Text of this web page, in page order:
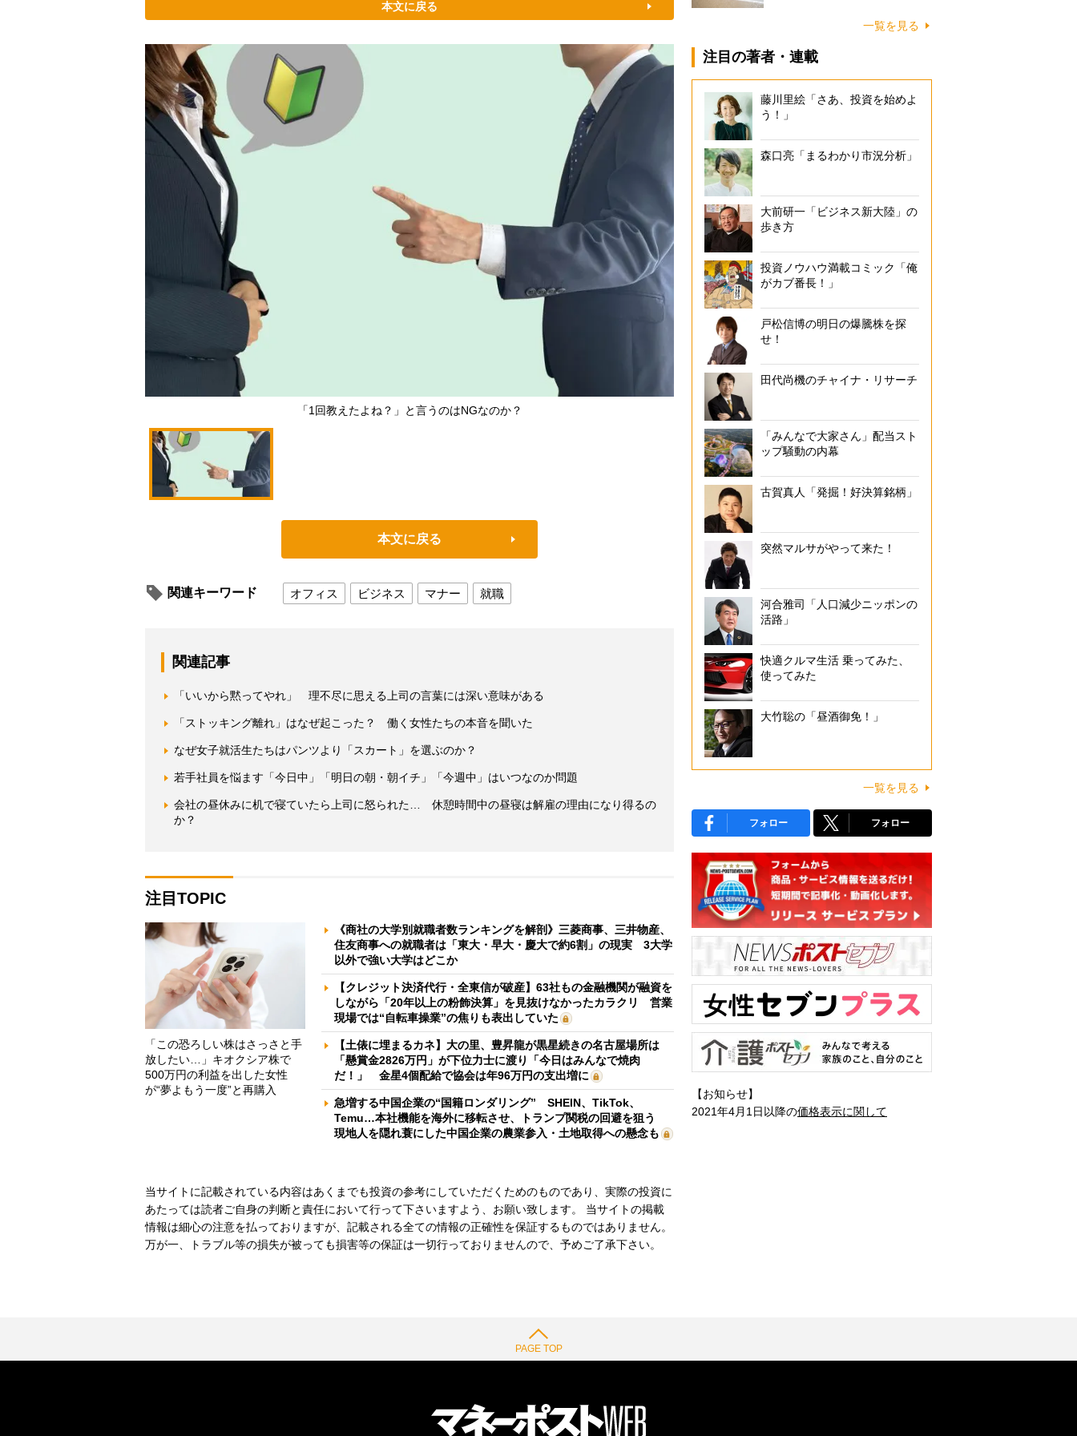
本文に戻る
「1回教えたよね？」と言うのはNGなのか？
本文に戻る
関連キーワード オフィス ビジネス マナー 就職
関連記事
「いいから黙ってやれ」 理不尽に思える上司の言葉には深い意味がある
「ストッキング離れ」はなぜ起こった？ 働く女性たちの本音を聞いた
なぜ女子就活生たちはパンツより「スカート」を選ぶのか？
若手社員を悩ます「今日中」「明日の朝・朝イチ」「今週中」はいつなのか問題
会社の昼休みに机で寝ていたら上司に怒られた… 休憩時間中の昼寝は解雇の理由になり得るの
か？
注目TOPIC
「この恐ろしい株はさっさと手
放したい…」キオクシア株で
500万円の利益を出した女性
が“夢よもう一度”と再購入
《商社の大学別就職者数ランキングを解剖》三菱商事、三井物産、
住友商事への就職者は「東大・早大・慶大で約6割」の現実 3大学
以外で強い大学はどこか
【クレジット決済代行・全東信が破産】63社もの金融機関が融資を
しながら「20年以上の粉飾決算」を見抜けなかったカラクリ 営業
現場では“自転車操業”の焦りも表出していた
【土俵に埋まるカネ】大の里、豊昇龍が黒星続きの名古屋場所は
「懸賞金2826万円」が下位力士に渡り「今日はみんなで焼肉
だ！」 金星4個配給で協会は年96万円の支出増に
急増する中国企業の“国籍ロンダリング” SHEIN、TikTok、
Temu…本社機能を海外に移転させ、トランプ関税の回避を狙う
現地人を隠れ蓑にした中国企業の農業参入・土地取得への懸念も
当サイトに記載されている内容はあくまでも投資の参考にしていただくためのものであり、実際の投資に
あたっては読者ご自身の判断と責任において行って下さいますよう、お願い致します。 当サイトの掲載
情報は細心の注意を払っておりますが、記載される全ての情報の正確性を保証するものではありません。
万が一、トラブル等の損失が被っても損害等の保証は一切行っておりませんので、予めご了承下さい。
一覧を見る
注目の著者・連載
藤川里絵「さあ、投資を始めよ
う！」
森口亮「まるわかり市況分析」
大前研一「ビジネス新大陸」の
歩き方
投資ノウハウ満載コミック「俺
がカブ番長！」
戸松信博の明日の爆騰株を探
せ！
田代尚機のチャイナ・リサーチ
「みんなで大家さん」配当スト
ップ騒動の内幕
古賀真人「発掘！好決算銘柄」
突然マルサがやって来た！
河合雅司「人口減少ニッポンの
活路」
快適クルマ生活 乗ってみた、
使ってみた
大竹聡の「昼酒御免！」
一覧を見る
フォロー フォロー
【お知らせ】
2021年4月1日以降の価格表示に関して
PAGE TOP